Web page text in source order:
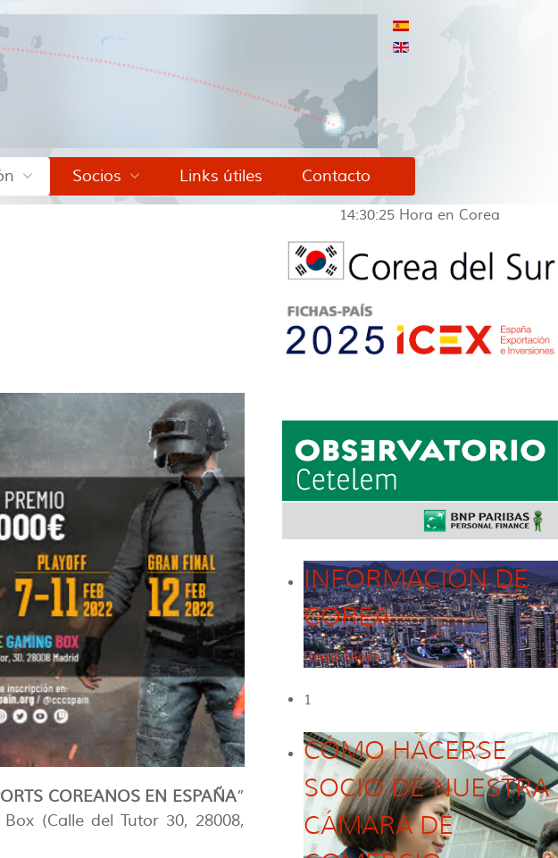
Socios Links útiles Contacto
COREANOS EN ESPAÑA”
(Calle del Tutor 30, 28008,
14:30:26 Hora en Corea
INFORMACIÓN DE
COREA
Read More
1
CÓMO HACERSE
SOCIO DE NUESTRA
CÁMARA DE